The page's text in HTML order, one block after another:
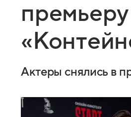
Актеры снялись в